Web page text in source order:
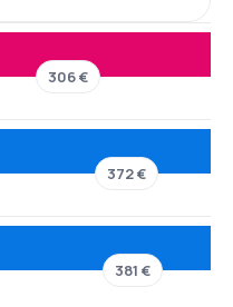
306 €
372 €
381 €